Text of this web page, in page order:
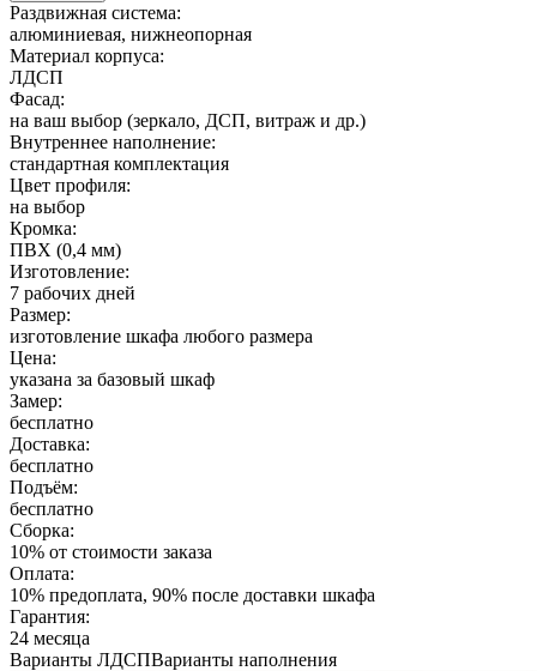
Раздвижная система:
алюминиевая, нижнеопорная
Материал корпуса:
ЛДСП
Фасад:
на ваш выбор (зеркало, ДСП, витраж и др.)
Внутреннее наполнение:
стандартная комплектация
Цвет профиля:
на выбор
Кромка:
ПВХ (0,4 мм)
Изготовление:
7 рабочих дней
Размер:
изготовление шкафа любого размера
Цена:
указана за базовый шкаф
Замер:
бесплатно
Доставка:
бесплатно
Подъём:
бесплатно
Сборка:
10% от стоимости заказа
Оплата:
10% предоплата, 90% после доставки шкафа
Гарантия:
24 месяца
Варианты ЛДСПВарианты наполнения